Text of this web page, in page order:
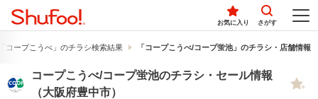
お気に入り さがす
コープこうべ」のチラシ検索結果 「コープこうべ/コープ蛍池」のチラシ・店舗情報
コープこうべ/コープ蛍池のチラシ・セール情報
（大阪府豊中市）